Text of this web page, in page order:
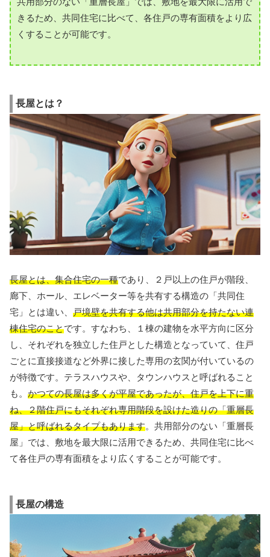
きるため、共同住宅に比べて、各住戸の専有面積をより広
くすることが可能です。
長屋とは？
長屋とは、集合住宅の一種であり、２戸以上の住戸が階段、
廊下、ホール、エレベーター等を共有する構造の「共同住
宅」とは違い、 戸境壁を共有する他は共用部分を持たない連
棟住宅のことです。すなわち、１棟の建物を水平方向に区分
し、それぞれを独立した住戸とした構造となっていて、住戸
ごとに直接接道など外界に接した専用の玄関が付いているの
が特徴です。テラスハウスや、タウンハウスと呼ばれること
も。 かつての長屋は多くが平屋であったが、住戸を上下に重
ね、２階住戸にもそれぞれ専用階段を設けた造りの「重層長
屋」と呼ばれるタイプもあります。共用部分のない「重層長
屋」では、敷地を最大限に活用できるため、共同住宅に比べ
て各住戸の専有面積をより広くすることが可能です。
長屋の構造